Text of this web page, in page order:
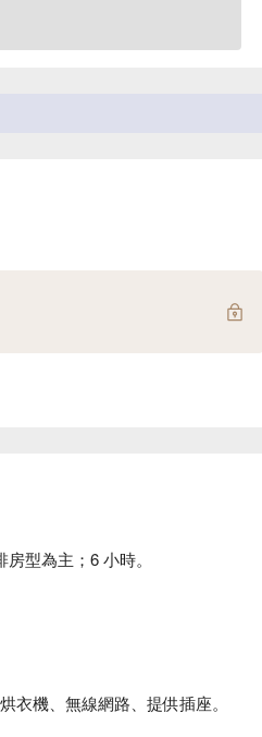
型為主；6 小時。
衣機、無線網路、提供插座。